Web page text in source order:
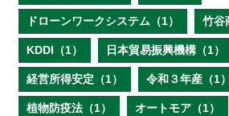
ドローンワークシステム（1） 竹谷
KDDI（1） 日本貿易振興機構（1）
経営所得安定（1） 令和３年産（1）
植物防疫法（1） オートモア（1）